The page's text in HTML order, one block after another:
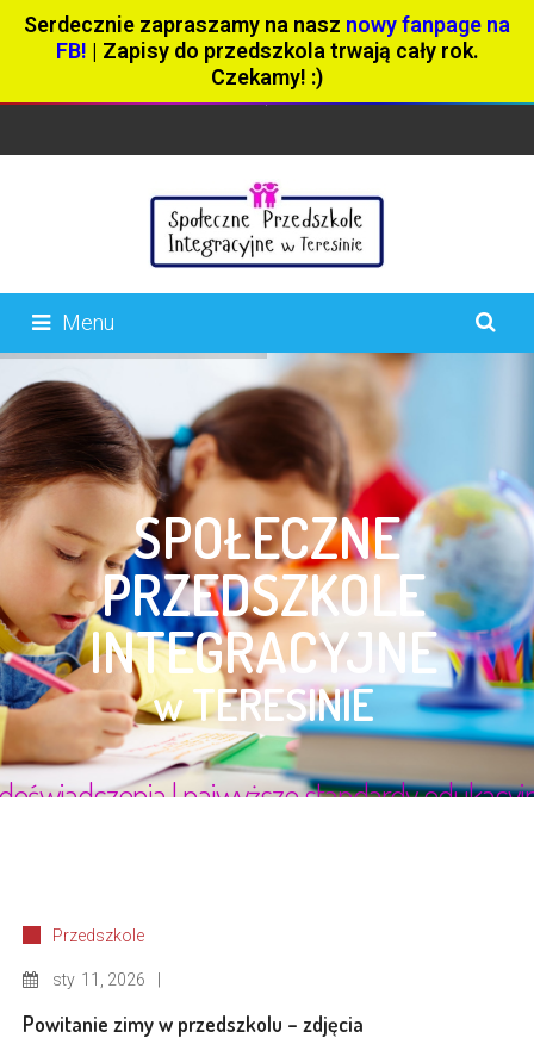
Serdecznie zapraszamy na nasz nowy fanpage na
FB! | Zapisy do przedszkola trwają cały rok.
Czekamy! :)
Menu
Przedszkole
sty 11, 2026
Powitanie zimy w przedszkolu – zdjęcia